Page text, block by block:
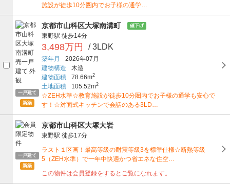
施設が徒歩10分圏内でお子様の通学…
一戸建て
新築
京都市山科区大塚南溝町 値下げ
東野駅 徒歩14分
3,498万円 / 3LDK
築年月
2026年07月
建物構造
木造
建物面積
78.66m2
土地面積 105.52m2
☆ZEH水準☆教育施設が徒歩10分圏内でお子様の通学も安心で
す！☆対面式キッチンで会話のある3LD…
一戸建て
新築
京都市山科区大塚大岩
東野駅 徒歩17分
ラスト１区画！最高等級の耐震等級3を標準仕様☆断熱等級
5（ZEH水準）で一年中快適かつ省エネな住空…
この物件は会員登録をするとご覧になれます。